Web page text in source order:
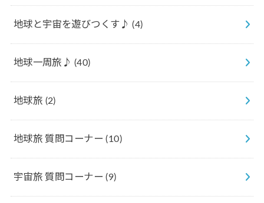
地球と宇宙を遊びつくす♪(4)
地球一周旅♪ (40)
地球旅 (2)
地球旅 質問コーナー(10)
宇宙旅 質問コーナー(9)